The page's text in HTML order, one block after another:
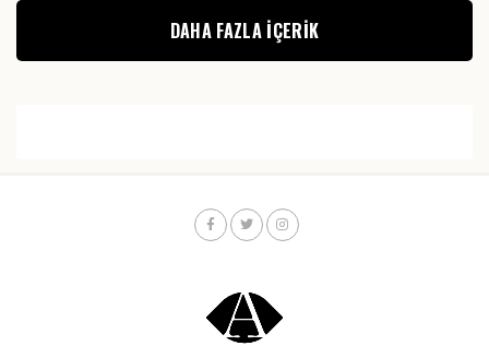
DAHA FAZLA IÇERIK